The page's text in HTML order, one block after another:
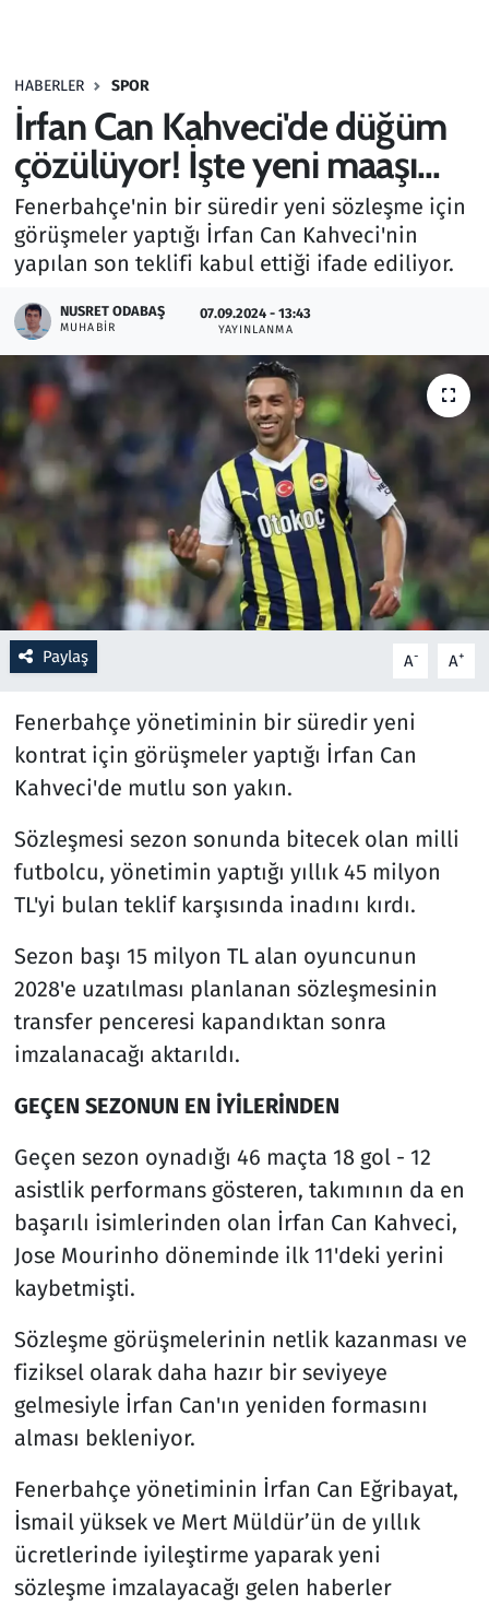
HABERLER SPOR
İrfan Can Kahveci'de düğüm
çözülüyor! İşte yeni maaşı...
Fenerbahçe'nin bir süredir yeni sözleşme için
görüşmeler yaptığı İrfan Can Kahveci'nin
yapılan son teklifi kabul ettiği ifade ediliyor.
NUSRET ODABAŞ
MUHABIR
07.09.2024 - 13:43
YAYINLANMA
Paylaş A- A+
Fenerbahçe yönetiminin bir süredir yeni
kontrat için görüşmeler yaptığı İrfan Can
Kahveci'de mutlu son yakın.
Sözleşmesi sezon sonunda bitecek olan milli
futbolcu, yönetimin yaptığı yıllık 45 milyon
TL'yi bulan teklif karşısında inadını kırdı.
Sezon başı 15 milyon TL alan oyuncunun
2028'e uzatılması planlanan sözleşmesinin
transfer penceresi kapandıktan sonra
imzalanacağı aktarıldı.
GEÇEN SEZONUN EN İYİLERİNDEN
Geçen sezon oynadığı 46 maçta 18 gol - 12
asistlik performans gösteren, takımının da en
başarılı isimlerinden olan İrfan Can Kahveci,
Jose Mourinho döneminde ilk 11'deki yerini
kaybetmişti.
Sözleşme görüşmelerinin netlik kazanması ve
fiziksel olarak daha hazır bir seviyeye
gelmesiyle İrfan Can'ın yeniden formasını
alması bekleniyor.
Fenerbahçe yönetiminin İrfan Can Eğribayat,
İsmail yüksek ve Mert Müldür’ün de yıllık
ücretlerinde iyileştirme yaparak yeni
sözleşme imzalayacağı gelen haberler
Haber
Kültür Sanat
Kurumsal Haberler
Lezzet Durağı
Memur ve Kamu
Otomobil
Ramazan
Resmi İlanlar
Rüya Tabirleri
Sağlık
Savunma Sanayi
Seçim 2023
Teknoloji ve Bilim